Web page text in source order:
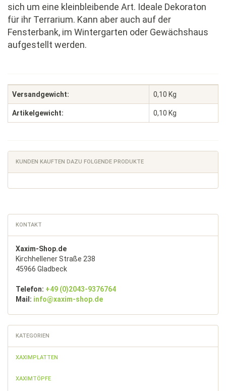
sich um eine kleinbleibende Art. Ideale Dekoraton
für ihr Terrarium. Kann aber auch auf der
Fensterbank, im Wintergarten oder Gewächshaus
aufgestellt werden.
Versandgewicht: 0,10 Kg
Artikelgewicht: 0,10 Kg
KUNDEN KAUFTEN DAZU FOLGENDE PRODUKTE
KONTAKT
Xaxim-Shop.de
Kirchhellener Straße 238
45966 Gladbeck
Telefon: +49 (0)2043-9376764
Mail: info@xaxim-shop.de
KATEGORIEN
XAXIMPLATTEN
XAXIMTÖPFE